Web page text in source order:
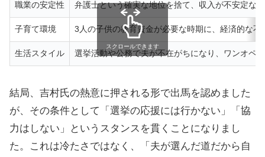
職業の安定性 弁護士という確実な地位を捨て、収入が不安定な
子育て環境 3人の子供の教育資金が必要な時期に、経済的な不
生活スタイル 選挙活動や公務で夫が不在がちになり、ワンオペ
スクロールできます
結局、吉村氏の熱意に押される形で出馬を認めました
が、その条件として「選挙の応援には行かない」「協
力はしない」というスタンスを貫くことになりまし
た。これは冷たさではなく、「夫が選んだ道だから自